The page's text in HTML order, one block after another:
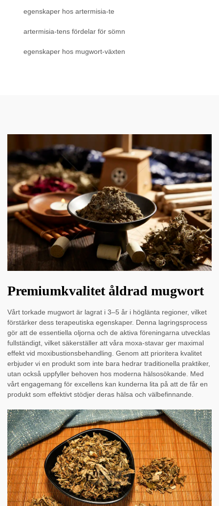
egenskaper hos artermisia-te
artermisia-tens fördelar för sömn
egenskaper hos mugwort-växten
Premiumkvalitet åldrad mugwort
Vårt torkade mugwort är lagrat i 3–5 år i höglänta regioner, vilket
förstärker dess terapeutiska egenskaper. Denna lagringsprocess
gör att de essentiella oljorna och de aktiva föreningarna utvecklas
fullständigt, vilket säkerställer att våra moxa-stavar ger maximal
effekt vid moxibustionsbehandling. Genom att prioritera kvalitet
erbjuder vi en produkt som inte bara hedrar traditionella praktiker,
utan också uppfyller behoven hos moderna hälsosökande. Med
vårt engagemang för excellens kan kunderna lita på att de får en
produkt som effektivt stödjer deras hälsa och välbefinnande.